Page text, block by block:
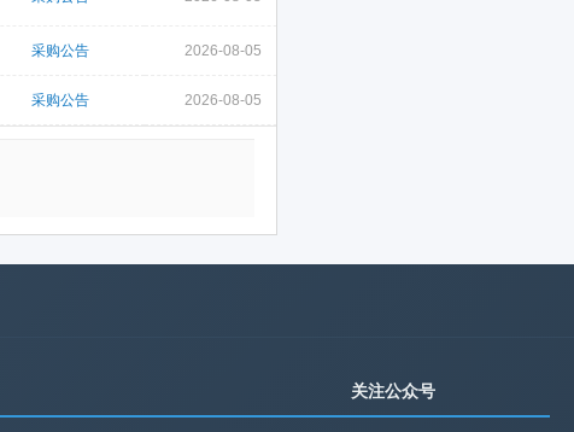
采购公告 2026-08-05
采购公告 2026-08-05
关注公众号